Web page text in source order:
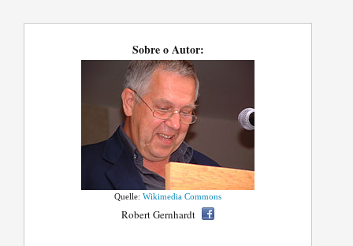
Sobre o Autor:
Quelle:Wikimedia Commons
Robert Gernhardt